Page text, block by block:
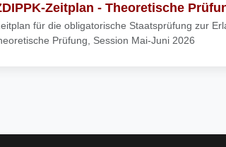
Zeitplan - Theoretische
für die obligatorische Staatsprüfung zur
Prüfung, Session Mai-Juni 2026